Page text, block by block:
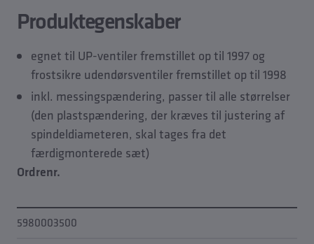
Produktegenskaber
egnet til UP-ventiler fremstillet op til 1997 og
frostsikre udendørsventiler fremstillet op til 1998
inkl. messingspændering, passer til alle størrelser
(den plastspændering, der kræves til justering af
spindeldiameteren, skal tages fra det
færdigmonterede sæt)
Ordrenr.
5980003500